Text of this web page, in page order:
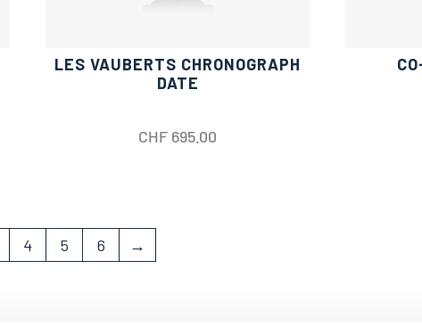
LES VAUBERTS CHRONOGRAPH
DATE
CHF 695.00
4 5 6 →